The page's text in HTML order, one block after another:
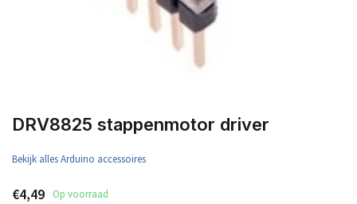
DRV8825 stappenmotor driver
Bekijk alles Arduino accessoires
€4,49 Op voorraad